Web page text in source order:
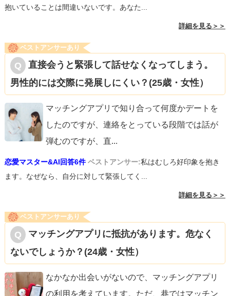
抱いていることは間違いないです。あなた...
詳細を見る＞＞
ベストアンサーあり
直接会うと緊張して話せなくなってしまう。
男性的には交際に発展しにくい？(25歳・女性）
マッチングアプリで知り合って何度かデートを
したのですが、連絡をとっている段階では話が
弾むのですが、直...
恋愛マスター&AI回答6件 ベストアンサー:私はむしろ好印象を抱き
ます。なぜなら、自分に対して緊張してく...
詳細を見る＞＞
ベストアンサーあり
マッチングアプリに抵抗があります。危なく
ないでしょうか？(24歳・女性）
なかなか出会いがないので、マッチングアプリ
の利用を考えています。ただ、巷ではマッチン